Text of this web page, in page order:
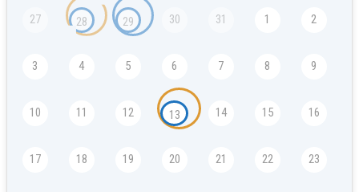
27 28 29 30 31 1 2
3 4 5 6 7 8 9
10 11 12 13 14 15 16
17 18 19 20 21 22 23